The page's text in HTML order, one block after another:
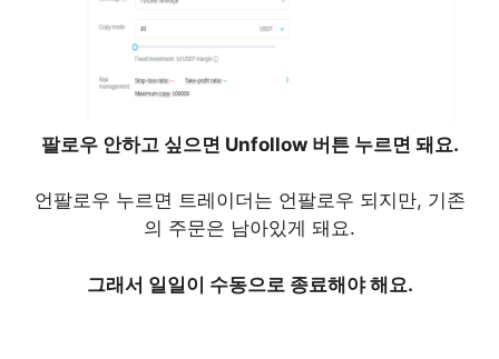
팔로우 안하고 싶으면 Unfollow버튼 누르면 돼요.
언팔로우 누르면 트레이더는 언팔로우 되지만, 기존
의 주문은 남아있게 돼요.
그래서 일일이 수동으로 종료해야 해요.